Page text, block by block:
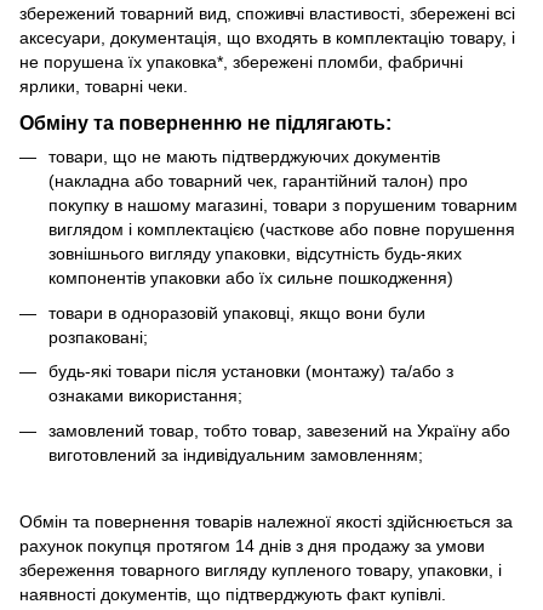
збережений товарний вид, споживчі властивості, збережені всі
аксесуари, документація, що входять в комплектацію товару, і
не порушена їх упаковка*, збережені пломби, фабричні
ярлики, товарні чеки.
Обміну та поверненню не підлягають:
товари, що не мають підтверджуючих документів
(накладна або товарний чек, гарантійний талон) про
покупку в нашому магазині, товари з порушеним товарним
виглядом і комплектацією (часткове або повне порушення
зовнішнього вигляду упаковки, відсутність будь-яких
компонентів упаковки або їх сильне пошкодження)
товари в одноразовій упаковці, якщо вони були
розпаковані;
будь-які товари після установки (монтажу) та/або з
ознаками використання;
замовлений товар, тобто товар, завезений на Україну або
виготовлений за індивідуальним замовленням;
Обмін та повернення товарів належної якості здійснюється за
рахунок покупця протягом 14 днів з дня продажу за умови
збереження товарного вигляду купленого товару, упаковки, і
наявності документів, що підтверджують факт купівлі.